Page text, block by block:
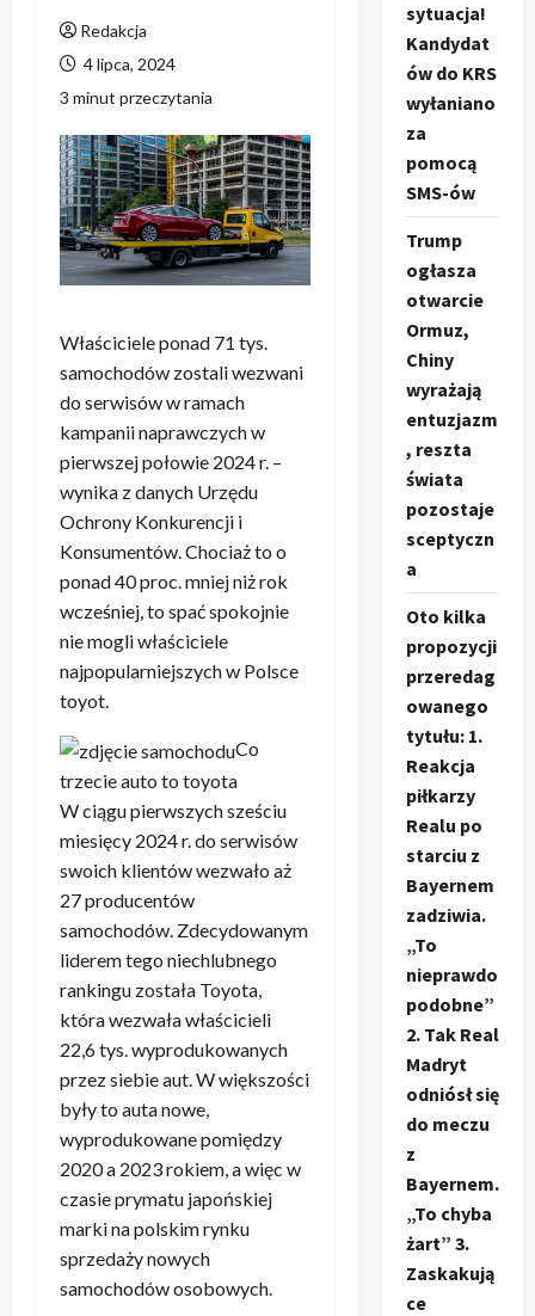
Redakcja
4 lipca, 2024
3 minut przeczytania
Właściciele ponad 71 tys.
samochodów zostali wezwani
do serwisów w ramach
kampanii naprawczych w
pierwszej połowie 2024 r. –
wynika z danych Urzędu
Ochrony Konkurencji i
Konsumentów. Chociaż to o
ponad 40 proc. mniej niż rok
wcześniej, to spać spokojnie
nie mogli właściciele
najpopularniejszych w Polsce
toyot.
Co
trzecie auto to toyota
W ciągu pierwszych sześciu
miesięcy 2024 r. do serwisów
swoich klientów wezwało aż
27 producentów
samochodów. Zdecydowanym
liderem tego niechlubnego
rankingu została Toyota,
która wezwała właścicieli
22,6 tys. wyprodukowanych
przez siebie aut. W większości
były to auta nowe,
wyprodukowane pomiędzy
2020 a 2023 rokiem, a więc w
czasie prymatu japońskiej
marki na polskim rynku
sprzedaży nowych
samochodów osobowych.
sytuacja!
Kandydat
ów do KRS
wyłaniano
za
pomocą
SMS-ów
Trump
ogłasza
otwarcie
Ormuz,
Chiny
wyrażają
entuzjazm
, reszta
świata
pozostaje
sceptyczn
a
Oto kilka
propozycji
przeredag
owanego
tytułu: 1.
Reakcja
piłkarzy
Realu po
starciu z
Bayernem
zadziwia.
„To
nieprawdo
podobne”
2. Tak Real
Madryt
odniósł się
do meczu
z
Bayernem.
„To chyba
żart” 3.
Zaskakują
ce